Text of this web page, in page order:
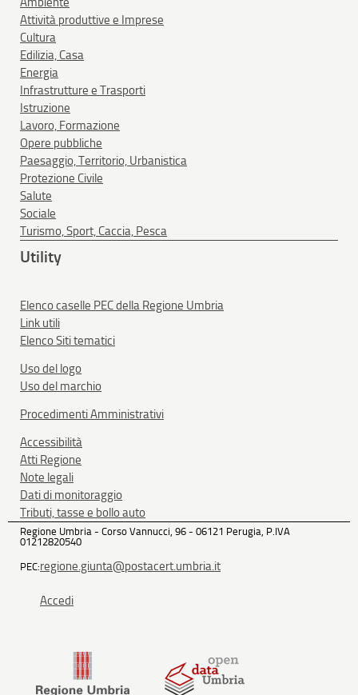
Attività produttive e Imprese
Cultura
Edilizia, Casa
Energia
Infrastrutture e Trasporti
Istruzione
Lavoro, Formazione
Opere pubbliche
Paesaggio, Territorio, Urbanistica
Protezione Civile
Salute
Sociale
Turismo, Sport, Caccia, Pesca
Utility
Elenco caselle PEC della Regione Umbria
Link utili
Elenco Siti tematici
Uso del logo
Uso del marchio
Procedimenti Amministrativi
Accessibilità
Atti Regione
Note legali
Dati di monitoraggio
Tributi, tasse e bollo auto
Regione Umbria - Corso Vannucci, 96 - 06121 Perugia, P.IVA
01212820540
PEC:regione.giunta@postacert.umbria.it
Accedi